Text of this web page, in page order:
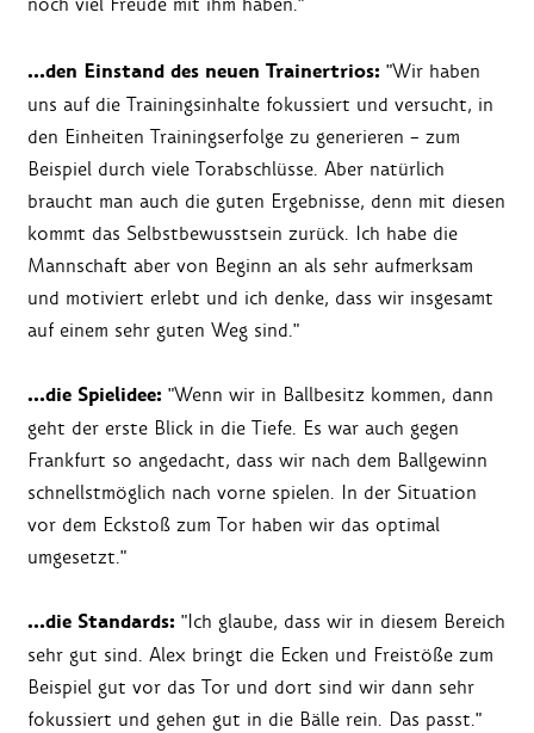
…den Einstand des neuen Trainertrios: "Wir haben
uns auf die Trainingsinhalte fokussiert und versucht, in
den Einheiten Trainingserfolge zu generieren – zum
Beispiel durch viele Torabschlüsse. Aber natürlich
braucht man auch die guten Ergebnisse, denn mit diesen
kommt das Selbstbewusstsein zurück. Ich habe die
Mannschaft aber von Beginn an als sehr aufmerksam
und motiviert erlebt und ich denke, dass wir insgesamt
auf einem sehr guten Weg sind."
…die Spielidee: "Wenn wir in Ballbesitz kommen, dann
geht der erste Blick in die Tiefe. Es war auch gegen
Frankfurt so angedacht, dass wir nach dem Ballgewinn
schnellstmöglich nach vorne spielen. In der Situation
vor dem Eckstoß zum Tor haben wir das optimal
umgesetzt."
…die Standards: "Ich glaube, dass wir in diesem Bereich
sehr gut sind. Alex bringt die Ecken und Freistöße zum
Beispiel gut vor das Tor und dort sind wir dann sehr
fokussiert und gehen gut in die Bälle rein. Das passt."